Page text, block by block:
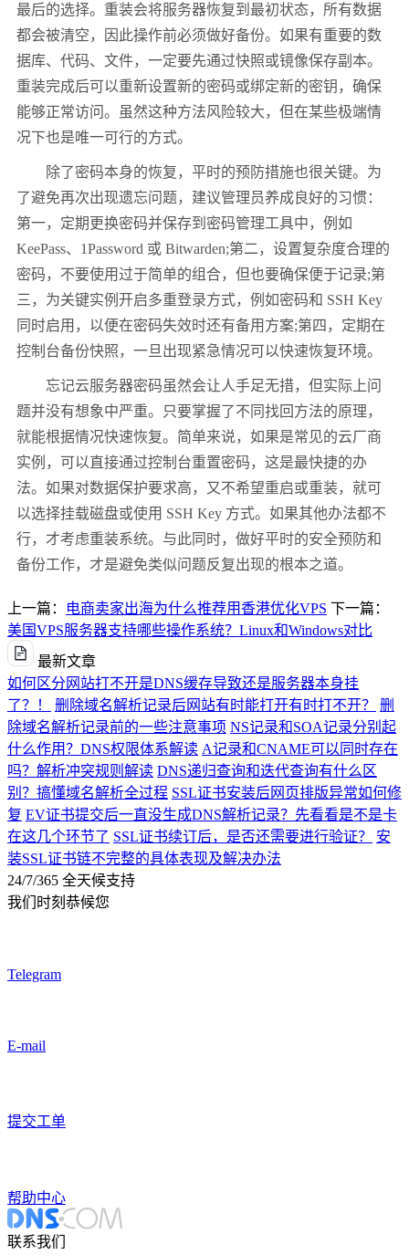
最后的选择。重装会将服务器恢复到最初状态，所有数据
都会被清空，因此操作前必须做好备份。如果有重要的数
据库、代码、文件，一定要先通过快照或镜像保存副本。
重装完成后可以重新设置新的密码或绑定新的密钥，确保
能够正常访问。虽然这种方法风险较大，但在某些极端情
况下也是唯一可行的方式。
除了密码本身的恢复，平时的预防措施也很关键。为
了避免再次出现遗忘问题，建议管理员养成良好的习惯：
第一，定期更换密码并保存到密码管理工具中，例如
KeePass、1Password 或 Bitwarden;第二，设置复杂度合理的
密码，不要使用过于简单的组合，但也要确保便于记录;第
三，为关键实例开启多重登录方式，例如密码和 SSH Key
同时启用，以便在密码失效时还有备用方案;第四，定期在
控制台备份快照，一旦出现紧急情况可以快速恢复环境。
忘记云服务器密码虽然会让人手足无措，但实际上问
题并没有想象中严重。只要掌握了不同找回方法的原理，
就能根据情况快速恢复。简单来说，如果是常见的云厂商
实例，可以直接通过控制台重置密码，这是最快捷的办
法。如果对数据保护要求高，又不希望重启或重装，就可
以选择挂载磁盘或使用 SSH Key 方式。如果其他办法都不
行，才考虑重装系统。与此同时，做好平时的安全预防和
备份工作，才是避免类似问题反复出现的根本之道。
上一篇： 电商卖家出海为什么推荐用香港优化VPS 下一篇：
美国VPS服务器支持哪些操作系统？Linux和Windows对比
最新文章
如何区分网站打不开是DNS缓存导致还是服务器本身挂
了？！
删除域名解析记录后网站有时能打开有时打不开？
删
除域名解析记录前的一些注意事项 NS记录和SOA记录分别起
什么作用？DNS权限体系解读 A记录和CNAME可以同时存在
吗？解析冲突规则解读 DNS递归查询和迭代查询有什么区
别？搞懂域名解析全过程 SSL证书安装后网页排版异常如何修
复 EV证书提交后一直没生成DNS解析记录？先看看是不是卡
在这几个环节了 SSL证书续订后，是否还需要进行验证？
安
装SSL证书链不完整的具体表现及解决办法
24/7/365 全天候支持
我们时刻恭候您
Telegram
E-mail
提交工单
帮助中心
联系我们